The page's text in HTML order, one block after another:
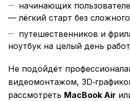
начинающих
— лёгкий старт без
путешественников и
ноутбук на целый день
Не подойдёт
видеомонтажом,
рассмотреть MacBook Air